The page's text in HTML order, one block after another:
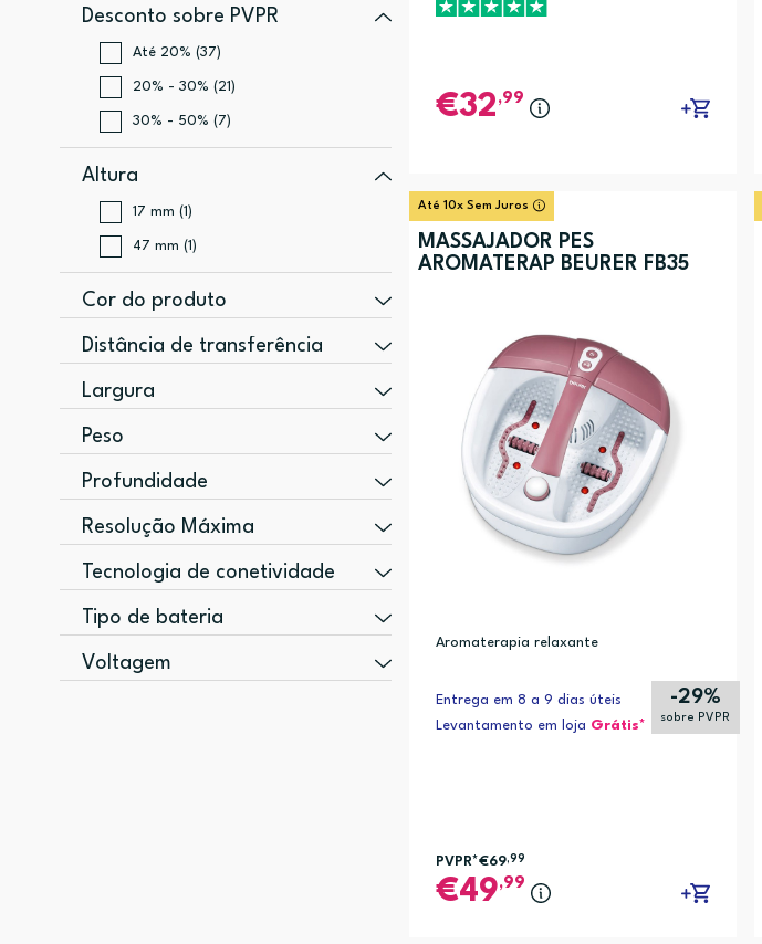
Desconto sobre PVPR
Até 20% (37)
20% - 30% (21)
30% - 50% (7)
Altura
17 mm (1)
47 mm (1)
Cor do produto
Branco (2)
Distância de transferência
Largura
Peso
10 g (1)
75 g (1)
Profundidade
155 mm (1)
Resolução Máxima
4800 x 1200 DPI (2)
Tecnologia de conetividade
Com fios (1)
Tipo de bateria
Voltagem
32 ,99
Até 10x Sem Juros
MASSAJADOR PES
AROMATERAP BEURER FB35
Aromaterapia relaxante
Entrega em 8 a 9 dias úteis
Levantamento em loja Grátis*
-29%
sobre PVPR
PVPR*€69,99
49,99